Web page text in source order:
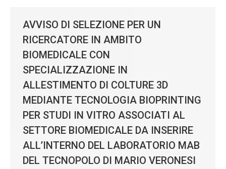
AVVISO DI SELEZIONE PER UN
RICERCATORE IN AMBITO
BIOMEDICALE CON
SPECIALIZZAZIONE IN
ALLESTIMENTO DI COLTURE 3D
MEDIANTE TECNOLOGIA BIOPRINTING
PER STUDI IN VITRO ASSOCIATI AL
SETTORE BIOMEDICALE DA INSERIRE
ALL’INTERNO DEL LABORATORIO MAB
DEL TECNOPOLO DI MARIO VERONESI